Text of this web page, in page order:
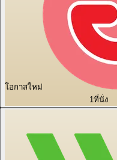
โอกาสใหม่
1ที่นั่ง